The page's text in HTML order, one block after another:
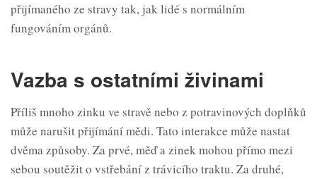
přijímaného ze stravy tak, jak lidé s normálním
fungováním orgánů.
Vazba s ostatními živinami
Příliš mnoho zinku ve stravě nebo z potravinových doplňků
může narušit přijímání mědi. Tato interakce může nastat
dvěma způsoby. Za prvé, měď a zinek mohou přímo mezi
sebou soutěžit o vstřebání z trávicího traktu. Za druhé,